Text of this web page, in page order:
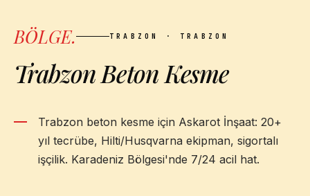
BÖLGE. TRABZON · TRABZON
Trabzon Beton Kesme
Trabzon beton kesme için Askarot İnşaat: 20+
yıl tecrübe, Hilti/Husqvarna ekipman, sigortalı
işçilik. Karadeniz Bölgesi'nde 7/24 acil hat.